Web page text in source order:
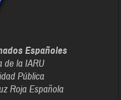
Españoles
de la IARU
Pública
Roja Española